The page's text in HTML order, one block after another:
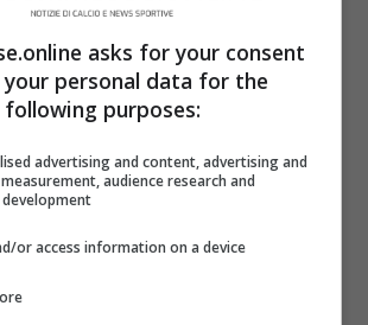
asks for your consent
personal data for the
following purposes:
advertising and content, advertising and
audience research and
development
or access information on a device